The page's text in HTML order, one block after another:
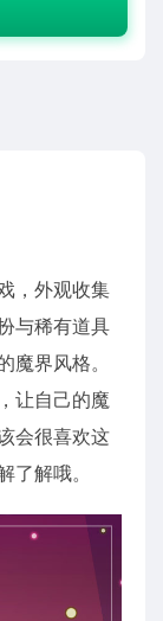
，外观收集
与稀有道具
界风格。
让自己的魔
会很喜欢这
解哦。